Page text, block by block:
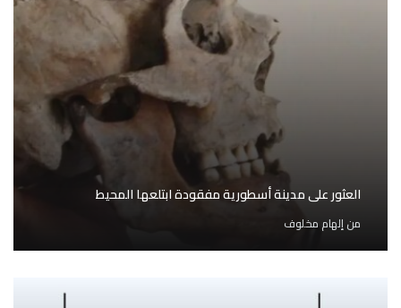
العثور على مدينة أسطورية مفقودة ابتلعها المحيط
منإلهام مخلوف